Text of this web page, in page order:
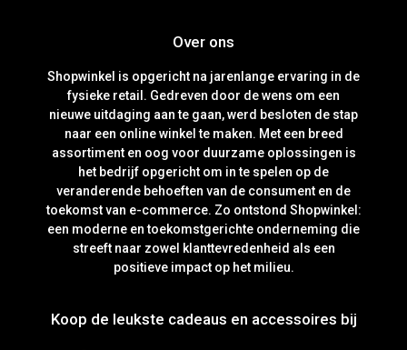
Over ons
Shopwinkel is opgericht na jarenlange ervaring in de
fysieke retail. Gedreven door de wens om een
nieuwe uitdaging aan te gaan, werd besloten de stap
naar een online winkel te maken. Met een breed
assortiment en oog voor duurzame oplossingen is
het bedrijf opgericht om in te spelen op de
veranderende behoeften van de consument en de
toekomst van e-commerce. Zo ontstond Shopwinkel:
een moderne en toekomstgerichte onderneming die
streeft naar zowel klanttevredenheid als een
positieve impact op het milieu.
Koop de leukste cadeaus en accessoires bij